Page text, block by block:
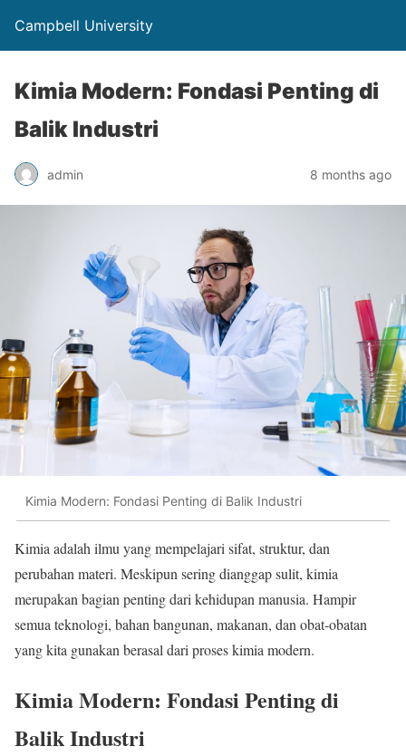
Campbell University
Kimia Modern: Fondasi Penting di
Balik Industri
admin 8 months ago
Kimia Modern: Fondasi Penting di Balik Industri
Kimia adalah ilmu yang mempelajari sifat, struktur, dan
perubahan materi. Meskipun sering dianggap sulit, kimia
merupakan bagian penting dari kehidupan manusia. Hampir
semua teknologi, bahan bangunan, makanan, dan obat-obatan
yang kita gunakan berasal dari proses kimia modern.
Kimia Modern: Fondasi Penting di
Balik Industri